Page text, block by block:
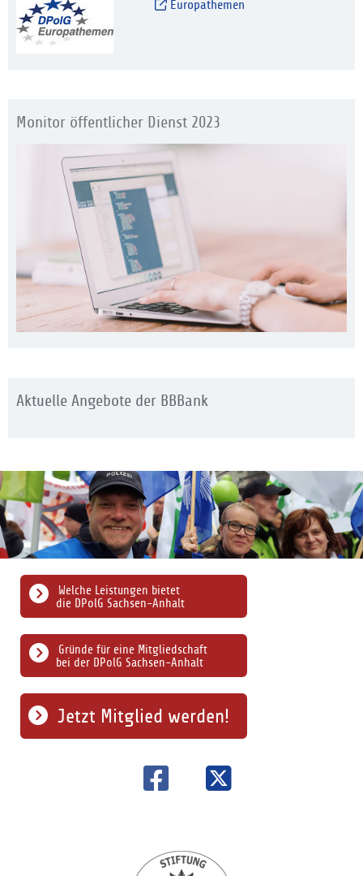
Europathemen
Monitor öffentlicher Dienst 2023
Aktuelle Angebote der BBBank
Gründe für eine Mitgliedschaft
bei der DPolG Sachsen-Anhalt
Welche Leistungen bietet
die DPolG Sachsen-Anhalt
Jetzt Mitglied werden!